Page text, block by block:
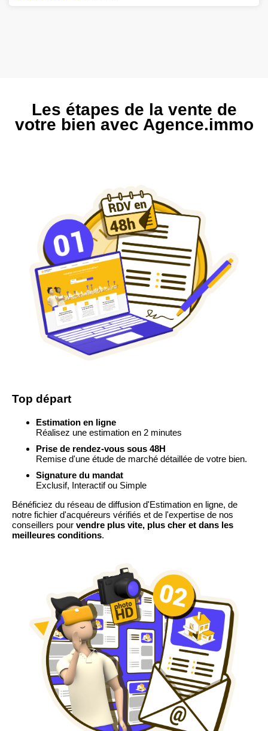
Les étapes de la vente de
votre bien avec Agence.immo
Top départ
Estimation en ligne
Réalisez une estimation en 2 minutes
Prise de rendez-vous sous 48H
Remise d'une étude de marché détaillée de votre bien.
Signature du mandat
Exclusif, Interactif ou Simple
Bénéficiez du réseau de diffusion d'Estimation en ligne, de
notre fichier d'acquéreurs vérifiés et de l'expertise de nos
conseillers pour vendre plus vite, plus cher et dans les
meilleures conditions.